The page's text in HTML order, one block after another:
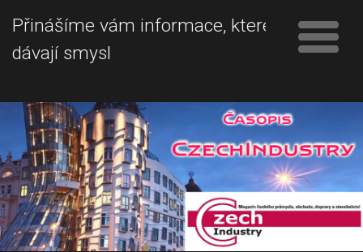
Přinášíme vám informace, které
dávají smysl